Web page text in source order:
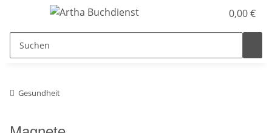
0,00 €
Gesundheit